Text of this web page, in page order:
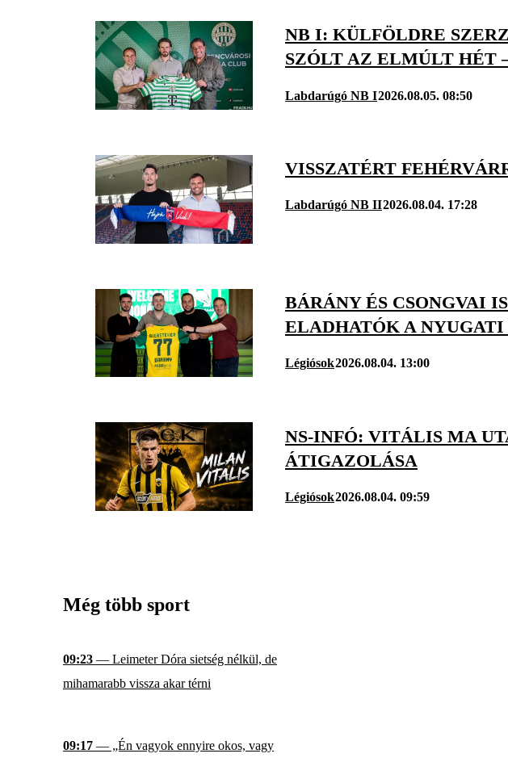
NB I: KÜLFÖLDRE
SZÓLT AZ ELMÚLT HÉT
Labdarúgó NB I2026.08.05. 08:50
VISSZATÉRT
Labdarúgó NB II2026.08.04. 17:28
BÁRÁNY ÉS CSONGVAI
ELADHATÓK A
Légiósok2026.08.04. 13:00
NS-INFÓ: VITÁLIS MA
ÁTIGAZOLÁSA
Légiósok2026.08.04. 09:59
Még több sport
09:23 — Leimeter Dóra sietség nélkül, de
mihamarabb vissza akar térni
09:17 — „Én vagyok ennyire okos, vagy